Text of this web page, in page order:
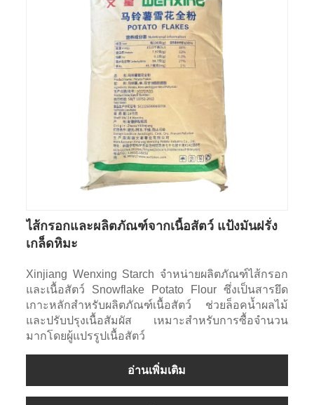
ไส้กรอกและผลิตภัณฑ์จากเนื้อสัตว์ แป้งมันฝรั่ง
เกล็ดหิมะ
Xinjiang Wenxing Starch จำหน่ายผลิตภัณฑ์ไส้กรอก
และเนื้อสัตว์ Snowflake Potato Flour ซึ่งเป็นสารยึด
เกาะหลักสำหรับผลิตภัณฑ์เนื้อสัตว์ ช่วยล็อคน้ำผลไม้
และปรับปรุงเนื้อสัมผัส เหมาะสำหรับการซื้อจำนวน
มากโดยผู้แปรรูปเนื้อสัตว์
อ่านเพิ่มเติม